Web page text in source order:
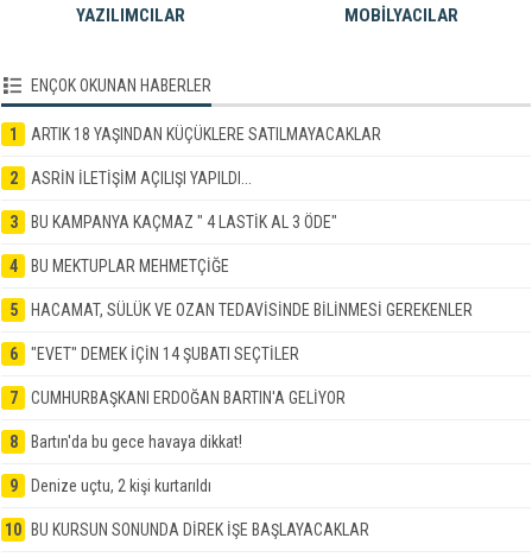
YAZILIMCILAR MOBİLYACILAR
ENÇOK OKUNAN HABERLER
1 ARTIK 18 YAŞINDAN KÜÇÜKLERE SATILMAYACAKLAR
2 ASRİN İLETİŞİM AÇILIŞI YAPILDI...
3 BU KAMPANYA KAÇMAZ " 4 LASTİK AL 3 ÖDE"
4 BU MEKTUPLAR MEHMETÇİĞE
5 HACAMAT, SÜLÜK VE OZAN TEDAVİSİNDE BİLİNMESİ GEREKENLER
6 "EVET" DEMEK İÇİN 14 ŞUBATI SEÇTİLER
7 CUMHURBAŞKANI ERDOĞAN BARTIN'A GELİYOR
8 Bartın'da bu gece havaya dikkat!
9 Denize uçtu, 2 kişi kurtarıldı
10 BU KURSUN SONUNDA DİREK İŞE BAŞLAYACAKLAR